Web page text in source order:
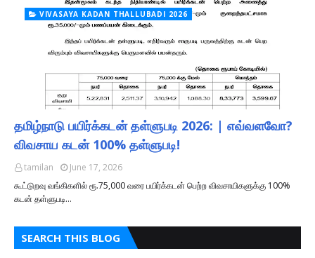
VIVASAYA KADAN THALLUBADI 2026
தமிழ்நாடு பயிர்க்கடன் தள்ளுபடி 2026: | எவ்வளவோ?
விவசாய கடன் 100% தள்ளுபடி!
tamilan
June 17, 2026
கூட்டுறவு வங்கிகளில் ரூ.75,000 வரை பயிர்க்கடன் பெற்ற விவசாயிகளுக்கு 100%
கடன் தள்ளுபடி…
SEARCH THIS BLOG